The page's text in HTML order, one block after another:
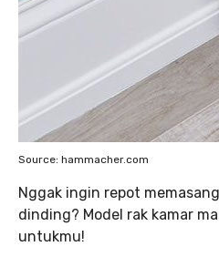
Source: hammacher.com
Nggak ingin repot
dinding? Model rak kamar
untukmu!